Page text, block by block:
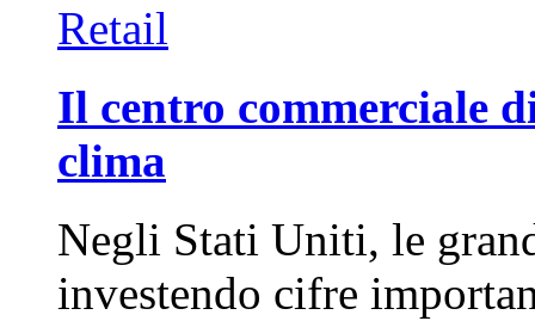
Retail
Il centro commerciale
clima
Negli Stati Uniti, le
investendo cifre